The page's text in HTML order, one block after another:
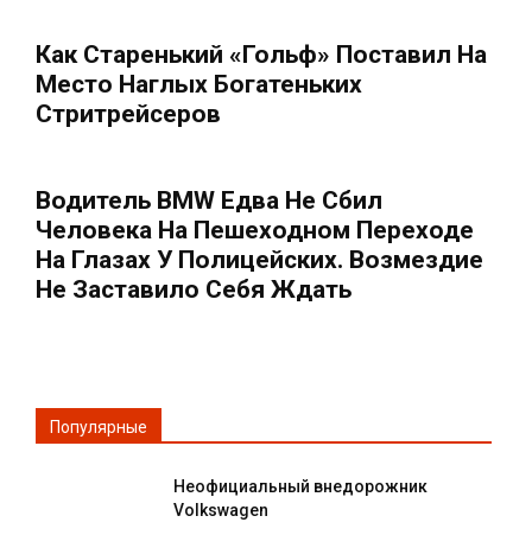
Как Старенький «Гольф» Поставил На
Место Наглых Богатеньких
Стритрейсеров
Водитель BMW Едва Не Сбил
Человека На Пешеходном Переходе
На Глазах У Полицейских. Возмездие
Не Заставило Себя Ждать
Популярные
Неофициальный внедорожник
Volkswagen